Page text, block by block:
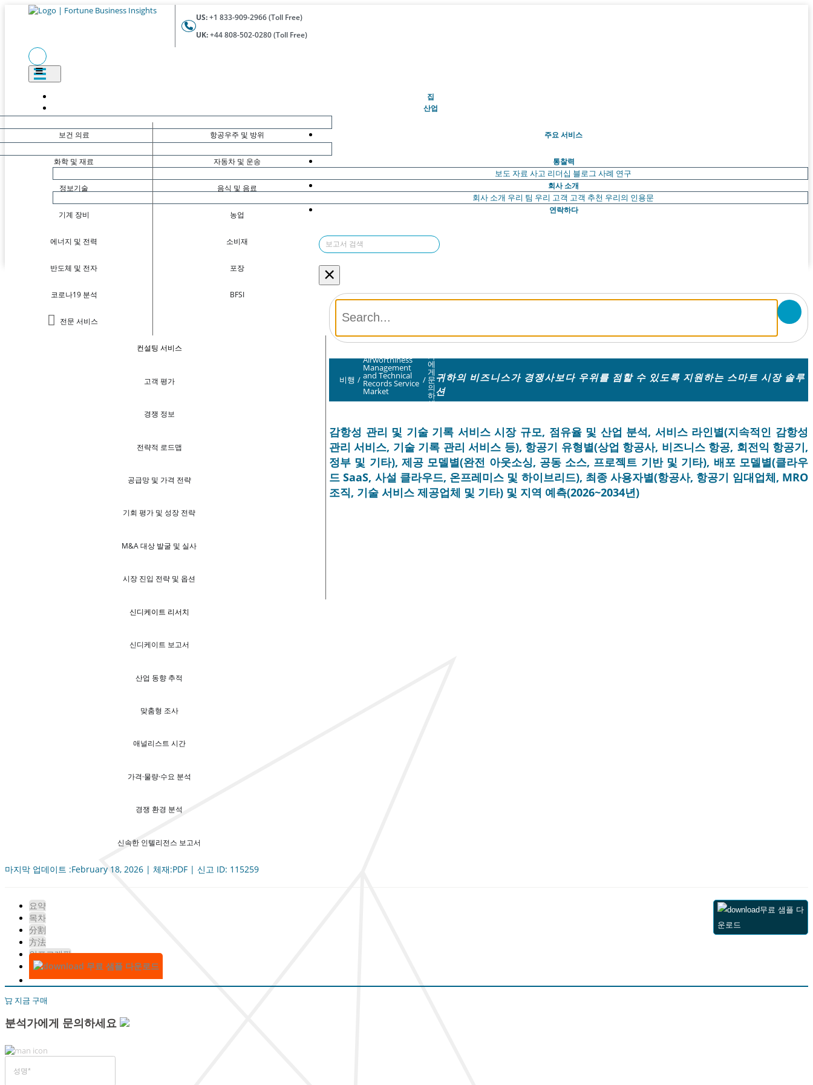
US:+1 833-909-2966 (Toll Free)
UK:+44 808-502-0280 (Toll Free)
집(현재의)
산업
보건 의료
화학 및 재료
정보기술
기계 장비
에너지 및 전력
반도체 및 전자
코로나19 분석
전문 서비스
항공우주 및 방위
자동차 및 운송
음식 및 음료
농업
소비재
포장
BFSI
주요 서비스
컨설팅 서비스
고객 평가
경쟁 정보
전략적 로드맵
공급망 및 가격 전략
기회 평가 및 성장 전략
M&A 대상 발굴 및 실사
시장 진입 전략 및 옵션
신디케이트 리서치
신디케이트 보고서
산업 동향 추적
맞춤형 조사
애널리스트 시간
가격·물량·수요 분석
경쟁 환경 분석
신속한 인텔리전스 보고서
통찰력
보도 자료 사고 리더십 블로그 사례 연구
회사 소개
회사 소개 우리 팀 우리 고객 고객 추천 우리의 인용문
연락하다
×
비행 /
Airworthiness
Management
and Technical
Records Service
Market
/
분
가
에
게
문
의
하
세
귀하의 비즈니스가 경쟁사보다 우위를 점할 수 있도록 지원하는 스마트 시장 솔루
션
감항성 관리 및 기술 기록 서비스 시장 규모, 점유율 및 산업 분석, 서비스 라인별(지속적인 감항성
관리 서비스, 기술 기록 관리 서비스 등), 항공기 유형별(상업 항공사, 비즈니스 항공, 회전익 항공기,
정부 및 기타), 제공 모델별(완전 아웃소싱, 공동 소스, 프로젝트 기반 및 기타), 배포 모델별(클라우
드 SaaS, 사설 클라우드, 온프레미스 및 하이브리드), 최종 사용자별(항공사, 항공기 임대업체, MRO
조직, 기술 서비스 제공업체 및 기타) 및 지역 예측(2026~2034년)
마지막 업데이트 :February 18, 2026 | 체재:PDF | 신고 ID: 115259
요약
목차
分割
方法
인포그래픽
무료 샘플 다운로드
무료 샘플 다
운로드
지금 구매
분석가에게 문의하세요